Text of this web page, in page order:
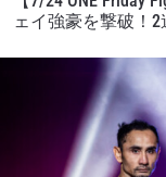
ェイ強豪を撃破！2